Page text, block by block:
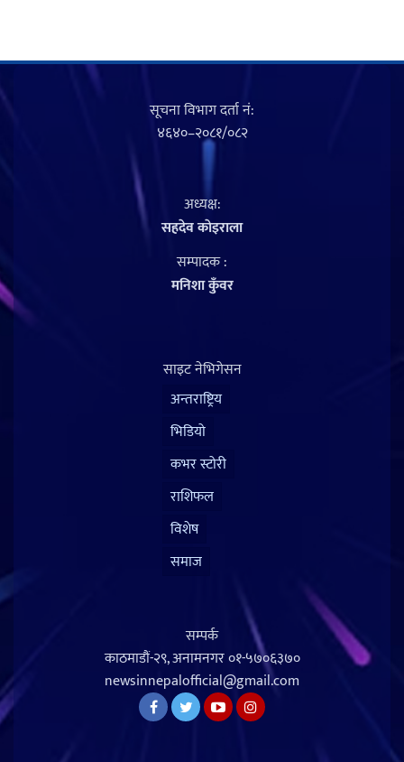
सूचना विभाग दर्ता नं‍:
४६४०–२०८१/०८२
अध्यक्ष:
सहदेव काेइराला
सम्पादक :
मनिशा कुँवर
साइट नेभिगेसन
अन्तराष्ट्रिय
भिडियो
कभर स्टोरी
राशिफल
विशेष
समाज
सम्पर्क
काठमाडौं-२९, अनामनगर०१-५७०६३७०
newsinnepalofficial@gmail.com